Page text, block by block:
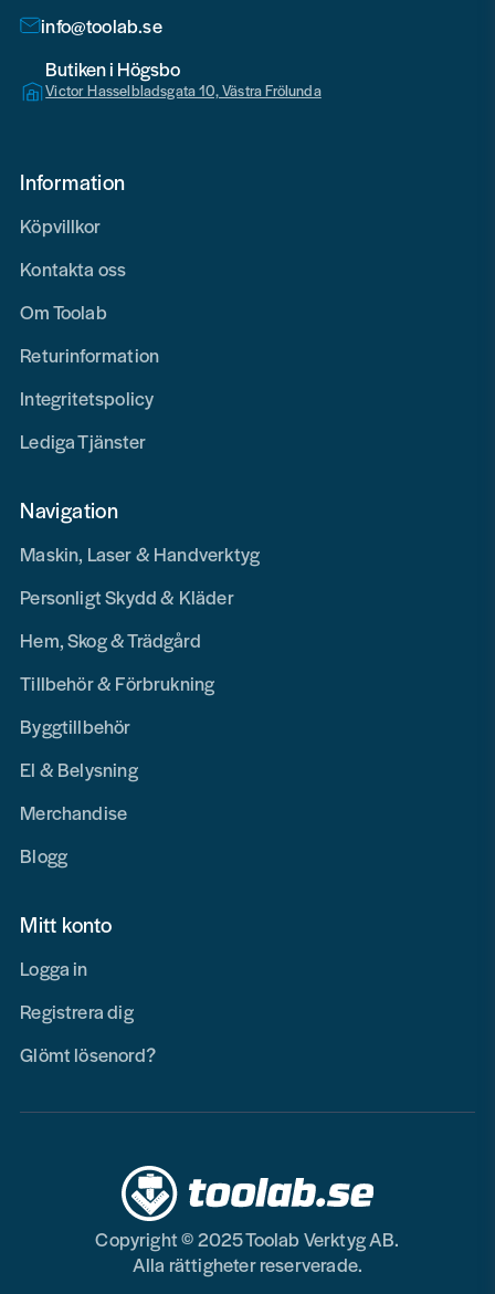
info@toolab.se
Butiken i Högsbo
Victor Hasselbladsgata 10, Västra Frölunda
Information
Köpvillkor
Kontakta oss
Om Toolab
Returinformation
Integritetspolicy
Lediga Tjänster
Navigation
Maskin, Laser & Handverktyg
Personligt Skydd & Kläder
Hem, Skog & Trädgård
Tillbehör & Förbrukning
Byggtillbehör
El & Belysning
Merchandise
Blogg
Mitt konto
Logga in
Registrera dig
Glömt lösenord?
Copyright © 2025 Toolab Verktyg AB.
Alla rättigheter reserverade.